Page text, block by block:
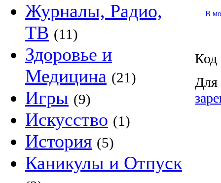
Журналы, Радио,
ТВ (11)
Здоровье и
Медицина (21)
Игры (9)
Искусство (1)
История (5)
Каникулы и Отпуск
В
Код
Для